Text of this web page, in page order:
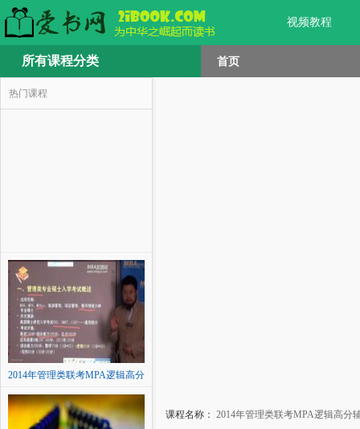
视频教程
所有课程分类 首页
热门课程
2014年管理类联考MPA逻辑高分
课程名称： 2014年管理类联考MPA逻辑高分